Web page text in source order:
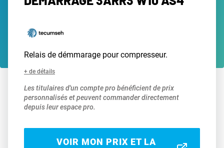
Relais de démmarage pour compresseur.
+ de détails
Les titulaires d'un compte pro bénéficient de prix
personnalisés et peuvent commander directement
depuis leur espace pro.
VOIR MON PRIX ET LA